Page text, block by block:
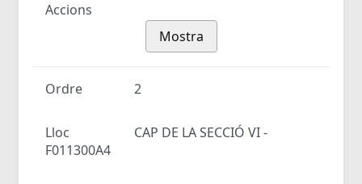
Accions
Mostra
Ordre 2
Lloc
CAP DE LA SECCIÓ VI -
F011300A4